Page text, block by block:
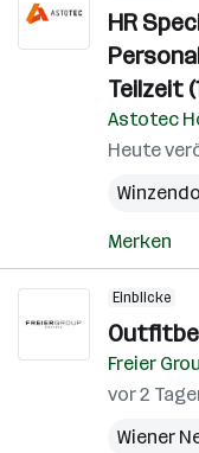
HR
Teilzeit
Astotec
Heute
Merken
Einblicke
Freier
vor 2
Wiener